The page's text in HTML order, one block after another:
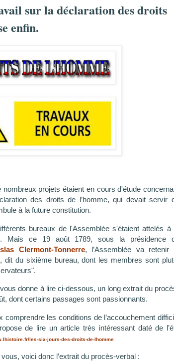
sur la déclaration des droits
enfin.
projets étaient en cours d'étude
des droits de l’homme, qui devait servir
à la future constitution.
bureaux de l'Assemblée s'étaient attelés à
Mais ce 19 août 1789, sous la présidence
Clermont-Tonnerre, l’Assemblée va retenir
dit du sixième bureau, dont les membres sont
donne à lire ci-dessous, un long extrait du
dont certains passages sont passionnants.
comprendre les conditions de l’accouchement
de lire un article très intéressant daté de
les-six-jours-des-droits-de-lhomme
voici donc l’extrait du procès-verbal :